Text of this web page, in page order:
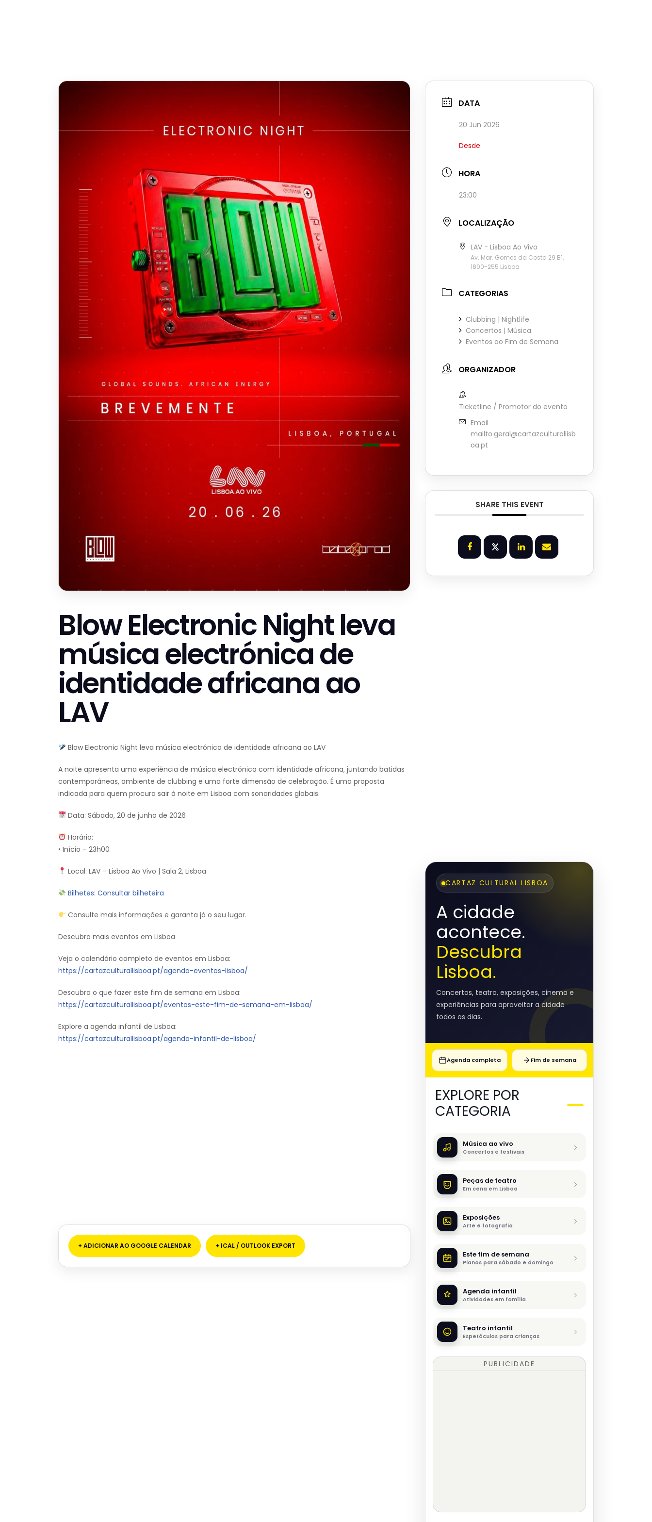
Blow Electronic Night leva
música electrónica de
identidade africana ao
LAV
Blow Electronic Night leva música electrónica de identidade africana ao LAV
A noite apresenta uma experiência de música electrónica com identidade africana, juntando batidas
contemporâneas, ambiente de clubbing e uma forte dimensão de celebração. É uma proposta
indicada para quem procura sair à noite em Lisboa com sonoridades globais.
Data: Sábado, 20 de junho de 2026
Horário:
• Início – 23h00
Local: LAV – Lisboa Ao Vivo | Sala 2, Lisboa
Bilhetes: Consultar bilheteira
Consulte mais informações e garanta já o seu lugar.
Descubra mais eventos em Lisboa
Veja o calendário completo de eventos em Lisboa:
https://cartazculturallisboa.pt/agenda-eventos-lisboa/
Descubra o que fazer este fim de semana em Lisboa:
https://cartazculturallisboa.pt/eventos-este-fim-de-semana-em-lisboa/
Explore a agenda infantil de Lisboa:
https://cartazculturallisboa.pt/agenda-infantil-de-lisboa/
+ ADICIONAR AO GOOGLE CALENDAR + ICAL / OUTLOOK EXPORT
DATA
20 Jun 2026
Desde
HORA
23:00
LOCALIZAÇÃO
LAV - Lisboa Ao Vivo
Av. Mar. Gomes da Costa 29 B1,
1800-255 Lisboa
CATEGORIAS
Clubbing | Nightlife
Concertos | Música
Eventos ao Fim de Semana
ORGANIZADOR
Ticketline / Promotor do evento
Email
mailto:geral@cartazculturallisb
oa.pt
SHARE THIS EVENT
CARTAZ CULTURAL LISBOA
A cidade
acontece.
Descubra
Lisboa.
Concertos, teatro, exposições, cinema e
experiências para aproveitar a cidade
todos os dias.
Agenda completa Fim de semana
EXPLORE POR
CATEGORIA
Música ao vivo
Concertos e festivais
Peças de teatro
Em cena em Lisboa
Exposições
Arte e fotografia
Este fim de semana
Planos para sábado e domingo
Agenda infantil
Atividades em família
Teatro infantil
Espetáculos para crianças
PUBLICIDADE